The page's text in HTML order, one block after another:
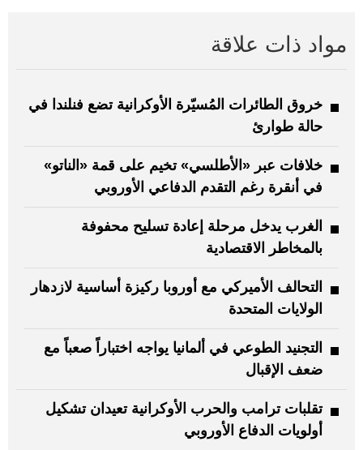
مواد ذات علاقة
خروق الطائرات المُسيّرة الأوكرانية تضع فنلندا في
حالة طوارئ
خلافات عبر «الأطلسي» تخيم على قمة «الناتو»
في أنقرة رغم التقدم الدفاعي الأوروبي
الغرب يدخل مرحلة إعادة تسليح محفوفة
بالمخاطر الاقتصادية
التحالف الأميركي مع أوروبا ركيزة أساسية لازدهار
الولايات المتحدة
التجنيد الطوعي في ألمانيا يواجه اختباراً صعباً مع
ضعف الإقبال
تقلبات ترامب والحرب الأوكرانية تعيدان تشكيل
أولويات الدفاع الأوروبي